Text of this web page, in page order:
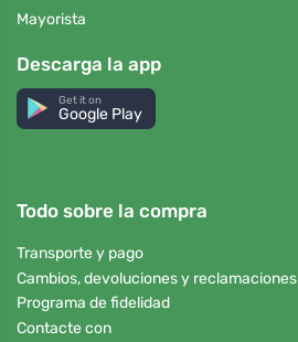
Mayorista
Descarga la app
Get it on
Google Play
Todo sobre la compra
Transporte y pago
Cambios, devoluciones y reclamaciones
Programa de fidelidad
Contacte con